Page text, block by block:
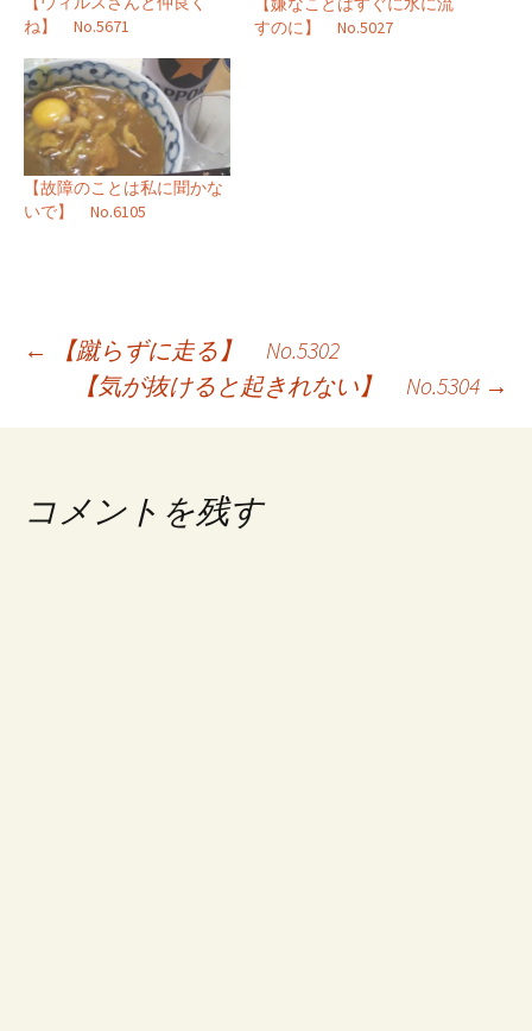
ね】 No.5671
すのに】 No.5027
【故障のことは私に聞かな
いで】 No.6105
投
ビ
←
【蹴らずに走る】 No.5302
【気が抜けると起きれない】 No.5304 →
コメントを残す